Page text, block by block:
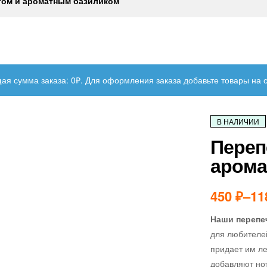
сумма заказа: 0₽. Для оформления заказа добавьте товары на
В НАЛИЧИИ
450₽–
Наши
для
придает им
добавляют